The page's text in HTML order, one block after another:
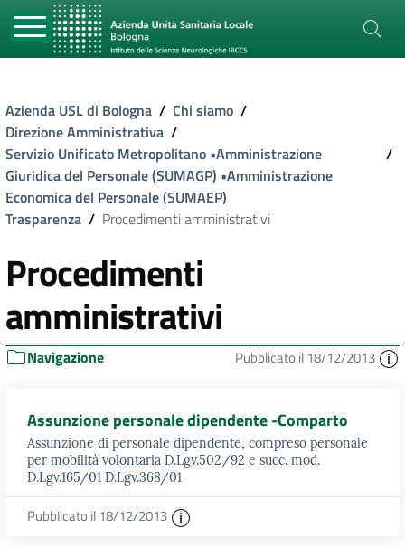
Azienda USL di Bologna / Chi siamo /
Direzione Amministrativa /
Servizio Unificato Metropolitano •Amministrazione
Giuridica del Personale (SUMAGP) •Amministrazione
Economica del Personale (SUMAEP)
/
Trasparenza / Procedimenti amministrativi
Procedimenti
amministrativi
Navigazione Pubblicato il 18/12/2013
Assunzione personale dipendente -Comparto
Assunzione di personale dipendente, compreso personale
per mobilità volontaria D.Lgv.502/92 e succ. mod.
D.Lgv.165/01 D.Lgv.368/01
Pubblicato il 18/12/2013